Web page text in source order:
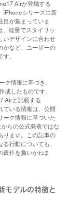
Airが登場する
iPhoneシリーズに新
目が集まっていま
軽量でスタイリッ
いデザインに合わせ
かなど、ユーザーの
。
情報に基づき、
成したものです。
Airと記載する
ている情報は、公開
ーク情報に基づいた
らの公式発表ではな
ります。この記事の
行動についても、
責任を負いかねま
モデルの特徴と